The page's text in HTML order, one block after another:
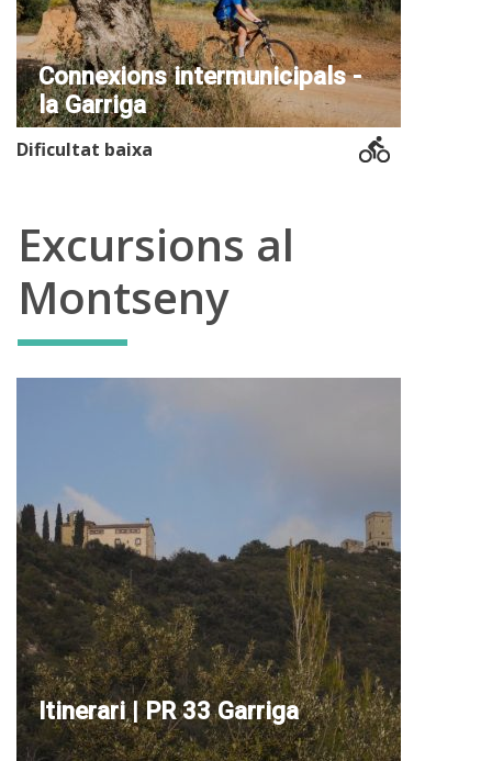
Connexions intermunicipals -
la Garriga
Dificultat baixa
Excursions al
Montseny
Itinerari | PR 33 Garriga